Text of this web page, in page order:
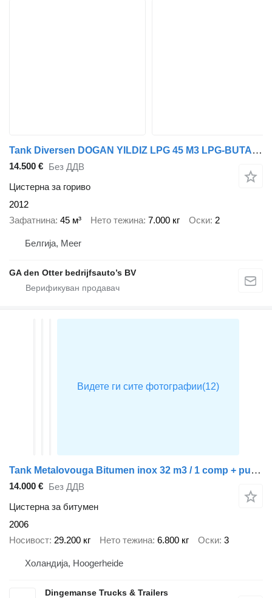
Tank Diversen DOGAN YILDIZ LPG 45 M3 LPG-BUTANE
14.500 € Без ДДВ
Цистерна за гориво
2012
Зафатнина 45 м³ Нето тежина 7.000 кг Оски 2
Белгија, Meer
GA den Otter bedrijfsauto’s BV
Tank Metalovouga Bitumen inox 32 m3 / 1 comp + pump
14.000 € Без ДДВ
Цистерна за битумен
2006
Носивост 29.200 кг Нето тежина 6.800 кг Оски 3
Холандија, Hoogerheide
Dingemanse Trucks & Trailers